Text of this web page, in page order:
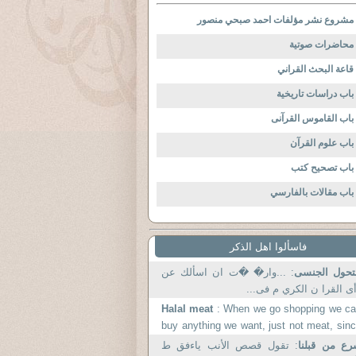
مشروع نشر مؤلفات احمد صبحي منصور
محاضرات صوتية
قاعة البحث القراني
باب دراسات تاريخية
باب القاموس القرآنى
باب علوم القرآن
باب تصحيح كتب
باب مقالات بالفارسي
فاسألوا اهل الذكر
الجنسى: ...وار� �ت ان اسألك عن
القرا ن الكري م فى...
Halal meat : When we go shopping we
buy anything we want, just not meat,
my wife and all
من قبلنا: تقول قصص الأنب ياءفق ط